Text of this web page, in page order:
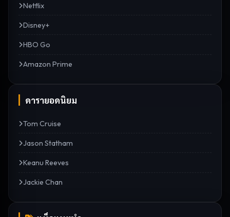
Netflix
Disney+
HBO Go
Amazon Prime
ดารายอดนิยม
Tom Cruise
Jason Statham
Keanu Reeves
Jackie Chan